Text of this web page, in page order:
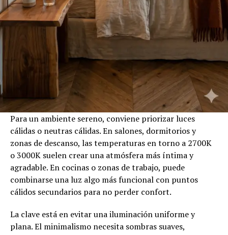
Para un ambiente sereno, conviene priorizar luces
cálidas o neutras cálidas. En salones, dormitorios y
zonas de descanso, las temperaturas en torno a 2700K
o 3000K suelen crear una atmósfera más íntima y
agradable. En cocinas o zonas de trabajo, puede
combinarse una luz algo más funcional con puntos
cálidos secundarios para no perder confort.
La clave está en evitar una iluminación uniforme y
plana. El minimalismo necesita sombras suaves,